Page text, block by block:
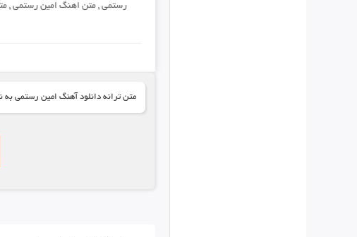
رستمی, متن اهنگ امین رستمی,
متن ترانه دانلود آهنگ امین رستمی